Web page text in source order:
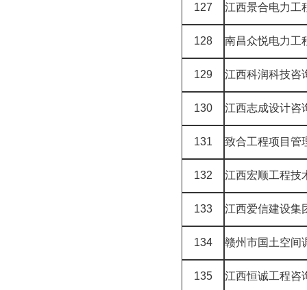
127 江西景合电力工
128 南昌众悦电力工
129 江西科润科技咨
130 江西志成设计咨
131 致合工程项
132 江西宏顺工程技
133 江西爱信建设集
134 赣州市国土空间
135 江西恒诚工程咨